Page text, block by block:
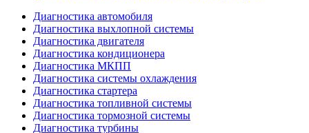
Диагностика автомобиля
Диагностика выхлопной системы
Диагностика двигателя
Диагностика кондиционера
Диагностика МКПП
Диагностика системы охлаждения
Диагностика стартера
Диагностика топливной системы
Диагностика тормозной системы
Диагностика турбины